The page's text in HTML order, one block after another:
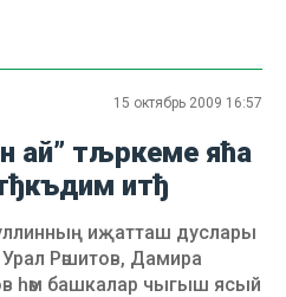
15 октябрь 2009 16:57
ай” тљркеме яћа
итђ
иҗатташ дуслары
Рәшитов, Дамира
һәм башкалар чыгыш ясый